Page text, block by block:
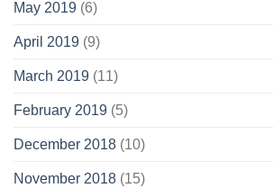
May 2019 (6)
April 2019 (9)
March 2019 (11)
February 2019 (5)
December 2018 (10)
November 2018 (15)